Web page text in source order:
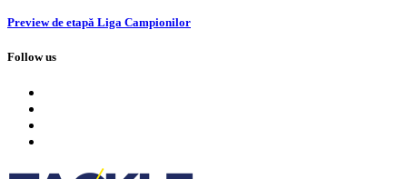
Preview de etapă Liga Campionilor
Follow us